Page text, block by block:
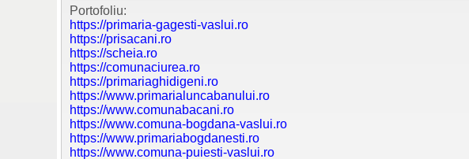
Portofoliu:
https://primaria-gagesti-vaslui.ro
https://prisacani.ro
https://scheia.ro
https://comunaciurea.ro
https://primariaghidigeni.ro
https://www.primarialuncabanului.ro
https://www.comunabacani.ro
https://www.comuna-bogdana-vaslui.ro
https://www.primariabogdanesti.ro
https://www.comuna-puiesti-vaslui.ro